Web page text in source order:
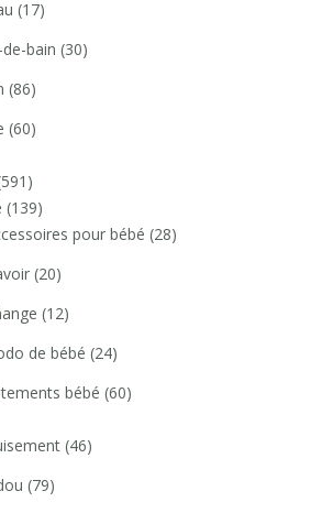
(17)
de-bain (30)
(86)
(60)
(139)
pour bébé (28)
(20)
(12)
de bébé (24)
bébé (60)
(46)
(79)